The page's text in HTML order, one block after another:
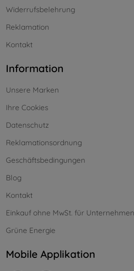
Widerrufsbelehrung
Reklamation
Kontakt
Information
Unsere Marken
Ihre Cookies
Datenschutz
Reklamationsordnung
Geschäftsbedingungen
Blog
Kontakt
Einkauf ohne MwSt. für Unternehmen
Grüne Energie
Mobile Applikation